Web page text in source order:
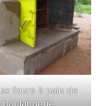
fours à pain de
boulangerie